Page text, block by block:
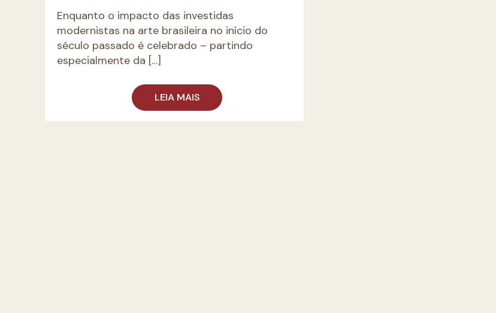
Enquanto o impacto das investidas
modernistas na arte brasileira no início do
século passado é celebrado – partindo
especialmente da […]
LEIA MAIS